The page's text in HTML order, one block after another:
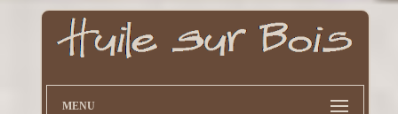
MENU